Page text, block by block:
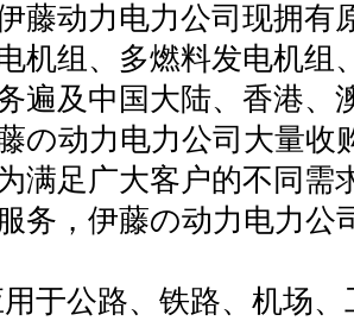
藤动力电力公司现拥有
机组、多燃料发电机组
遍及中国大陆、香港、
の动力电力公司大量收
满足广大客户的不同需
务，伊藤の动力电力公
于公路、铁路、机场、